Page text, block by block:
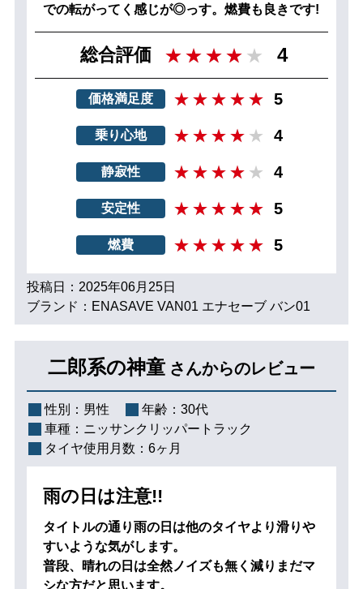
での転がってく感じが◎っす。燃費も良きです!
総合評価 4
価格満足度 5
乗り心地 4
静寂性 4
安定性 5
燃費 5
投稿日：2025年06月25日
ブランド：ENASAVE VAN01 エナセーブ バン01
二郎系の神童 さんからのレビュー
性別： 男性 年齢： 30代
車種： ニッサンクリッパートラック
タイヤ使用月数： 6ヶ月
雨の日は注意!!
タイトルの通り雨の日は他のタイヤより滑りや
すいような気がします。
普段、晴れの日は全然ノイズも無く減りまだマ
シな方だと思います。